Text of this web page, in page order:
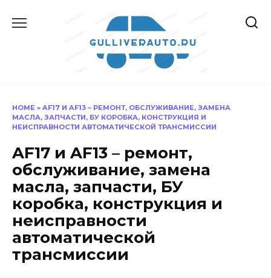
HOME » AF17 И AF13 – РЕМОНТ, ОБСЛУЖИВАНИЕ, ЗАМЕНА
МАСЛА, ЗАПЧАСТИ, БУ КОРОБКА, КОНСТРУКЦИЯ И
НЕИСПРАВНОСТИ АВТОМАТИЧЕСКОЙ ТРАНСМИССИИ
AF17 и AF13 – ремонт,
обслуживание, замена
масла, запчасти, БУ
коробка, конструкция и
неисправности
автоматической
трансмиссии